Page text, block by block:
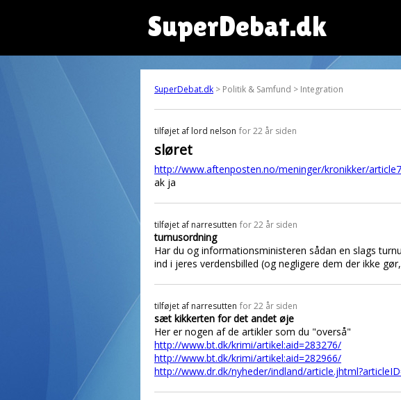
SuperDebat.dk
SuperDebat.dk > Politik & Samfund > Integration
tilføjet af lord nelson for 22 år siden
sløret
http://www.aftenposten.no/meninger/kronikker/
ak ja
tilføjet af narresutten for 22 år siden
turnusordning
Har du og informationsministeren sådan en slags
ind i jeres verdensbilled (og negligere dem der ikke
tilføjet af narresutten for 22 år siden
sæt kikkerten for det andet øje
Her er nogen af de artikler som du "overså"
http://www.bt.dk/krimi/artikel:aid=283276/
http://www.bt.dk/krimi/artikel:aid=282966/
http://www.dr.dk/nyheder/indland/